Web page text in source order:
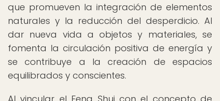
que promueven la integración de elementos
naturales y la reducción del desperdicio. Al
dar nueva vida a objetos y materiales, se
fomenta la circulación positiva de energía y
se contribuye a la creación de espacios
equilibrados y conscientes.